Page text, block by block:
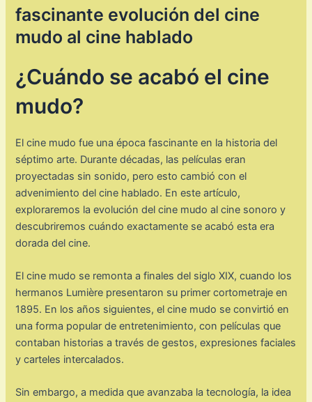
fascinante evolución del cine
mudo al cine hablado
¿Cuándo se acabó el cine
mudo?
El cine mudo fue una época fascinante en la historia del
séptimo arte. Durante décadas, las películas eran
proyectadas sin sonido, pero esto cambió con el
advenimiento del cine hablado. En este artículo,
exploraremos la evolución del cine mudo al cine sonoro y
descubriremos cuándo exactamente se acabó esta era
dorada del cine.
El cine mudo se remonta a finales del siglo XIX, cuando los
hermanos Lumière presentaron su primer cortometraje en
1895. En los años siguientes, el cine mudo se convirtió en
una forma popular de entretenimiento, con películas que
contaban historias a través de gestos, expresiones faciales
y carteles intercalados.
Sin embargo, a medida que avanzaba la tecnología, la idea